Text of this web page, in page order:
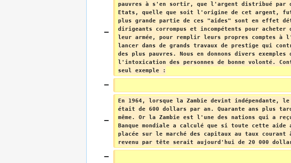
pauvres à s'en sortir, que l'argent distribué par
Etats, quelle que soit l'origine de cet argent,
plus grande partie de ces "aides" sont en effet
dirigeants corrompus et incompétents pour
leur armée, pour remplir leurs propres comptes à
lancer dans de grands travaux de prestige qui
des plus pauvres. Nous en donnons divers
l'intoxication des personnes de bonne volonté.
seul exemple :
En 1964, lorsque la Zambie devint indépendante,
était de 600 dollars par an. Quarante ans plus
même. Or la Zambie est l'une des nations qui a
Banque mondiale a calculé que si toute cette aide
placée sur le marché des capitaux au taux courant
revenu par tête serait aujourd'hui de 20 000